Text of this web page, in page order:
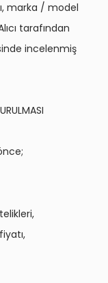
marka / model
tarafından
incelenmiş
nce;